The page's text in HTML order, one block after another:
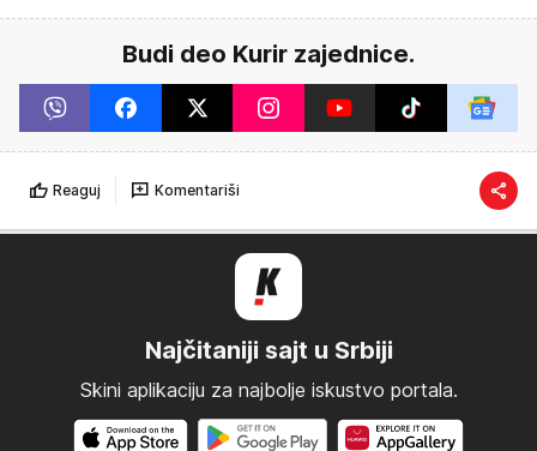
Budi deo Kurir zajednice.
Reaguj Komentariši
Najčitaniji sajt u Srbiji
Skini aplikaciju za najbolje iskustvo portala.